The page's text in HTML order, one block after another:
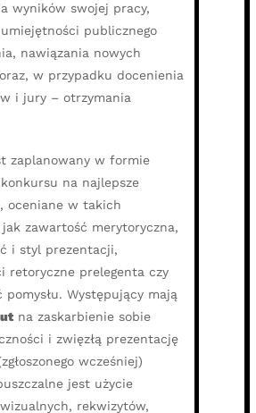
wyników swojej pracy,
publicznego
nawiązania nowych
w przypadku docenienia
i jury – otrzymania
zaplanowany w formie
na najlepsze
oceniane w takich
zawartość merytoryczna,
i styl prezentacji,
retoryczne prelegenta czy
pomysłu. Występujący mają
na zaskarbienie sobie
i zwięzłą prezentację
wcześniej)
jest użycie
rekwizytów,